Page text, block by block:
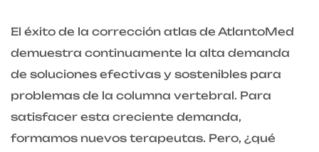
El éxito de la corrección atlas de AtlantoMed
demuestra continuamente la alta demanda
de soluciones efectivas y sostenibles para
problemas de la columna vertebral. Para
satisfacer esta creciente demanda,
formamos nuevos terapeutas. Pero, ¿qué